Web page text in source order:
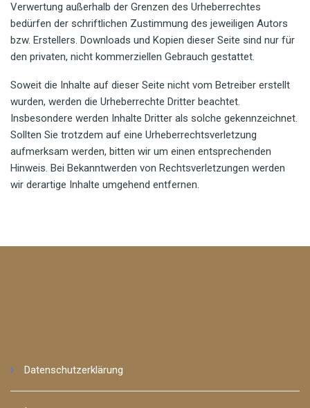
Verwertung außerhalb der Grenzen des Urheberrechtes
bedürfen der schriftlichen Zustimmung des jeweiligen Autors
bzw. Erstellers. Downloads und Kopien dieser Seite sind nur für
den privaten, nicht kommerziellen Gebrauch gestattet.
Soweit die Inhalte auf dieser Seite nicht vom Betreiber erstellt
wurden, werden die Urheberrechte Dritter beachtet.
Insbesondere werden Inhalte Dritter als solche gekennzeichnet.
Sollten Sie trotzdem auf eine Urheberrechtsverletzung
aufmerksam werden, bitten wir um einen entsprechenden
Hinweis. Bei Bekanntwerden von Rechtsverletzungen werden
wir derartige Inhalte umgehend entfernen.
Datenschutzerklärung